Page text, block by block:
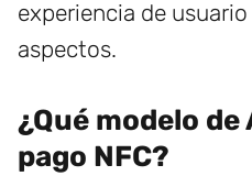
experiencia de
aspectos.
¿Qué modelo
pago NFC?